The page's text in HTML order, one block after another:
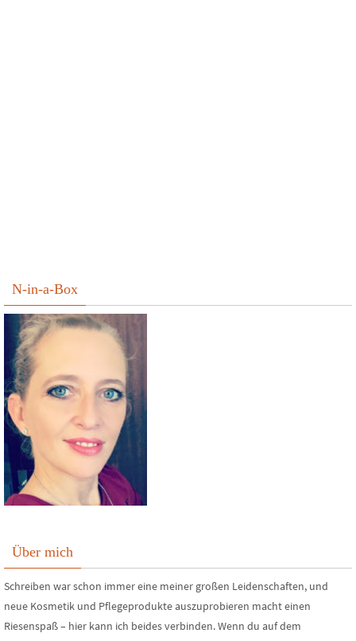
N-in-a-Box
Über mich
Schreiben war schon immer eine meiner großen Leidenschaften, und
neue Kosmetik und Pflegeprodukte auszuprobieren macht einen
Riesenspaß – hier kann ich beides verbinden. Wenn du auf dem